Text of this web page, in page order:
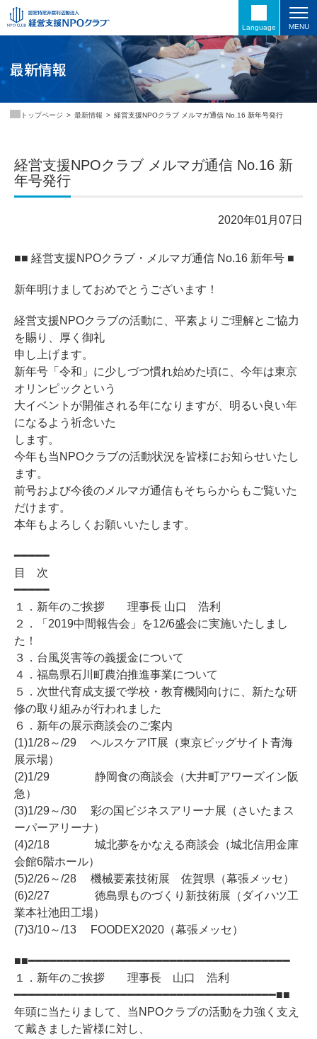
Language MENU
最新情報
トップページ 最新情報 経営支援NPOクラブ メルマガ通信 No.16 新年号発行
経営支援NPOクラブ メルマガ通信 No.16 新
年号発行
2020年01月07日
■■ 経営支援NPOクラブ・メルマガ通信 No.16 新年号 ■
新年明けましておめでとうございます！
経営支援NPOクラブの活動に、平素よりご理解とご協力
を賜り、厚く御礼
申し上げます。
新年号「令和」に少しづつ慣れ始めた頃に、今年は東京
オリンピックという
大イベントが開催される年になりますが、明るい良い年
になるよう祈念いた
します。
今年も当NPOクラブの活動状況を皆様にお知らせいたし
ます。
前号および今後のメルマガ通信もそちらからもご覧いた
だけます。
本年もよろしくお願いいたします。
━━━━━
目 次
━━━━━
１．新年のご挨拶 理事長 山口 浩利
２．「2019中間報告会」を12/6盛会に実施いたしまし
た！
３．台風災害等の義援金について
４．福島県石川町農泊推進事業について
５．次世代育成支援で学校・教育機関向けに、新たな研
修の取り組みが行われました
６．新年の展示商談会のご案内
(1)1/28～/29 ヘルスケアIT展（東京ビッグサイト青海
展示場）
(2)1/29 静岡食の商談会（大井町アワーズイン阪
急）
(3)1/29～/30 彩の国ビジネスアリーナ展（さいたまス
ーパーアリーナ）
(4)2/18 城北夢をかなえる商談会（城北信用金庫
会館6階ホール）
(5)2/26～/28 機械要素技術展 佐賀県（幕張メッセ）
(6)2/27 徳島県ものづくり新技術展（ダイハツ工
業本社池田工場）
(7)3/10～/13 FOODEX2020（幕張メッセ）
■■━━━━━━━━━━━━━━━━━━━━━━━━━━━━━━━━━━━━━
１．新年のご挨拶 理事長 山口 浩利
━━━━━━━━━━━━━━━━━━━━━━━━━━━━━━━━━━━━━■■
年頭に当たりまして、当NPOクラブの活動を力強く支え
て戴きました皆様に対し、